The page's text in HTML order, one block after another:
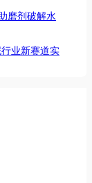
磨剂破解水
业新赛道实